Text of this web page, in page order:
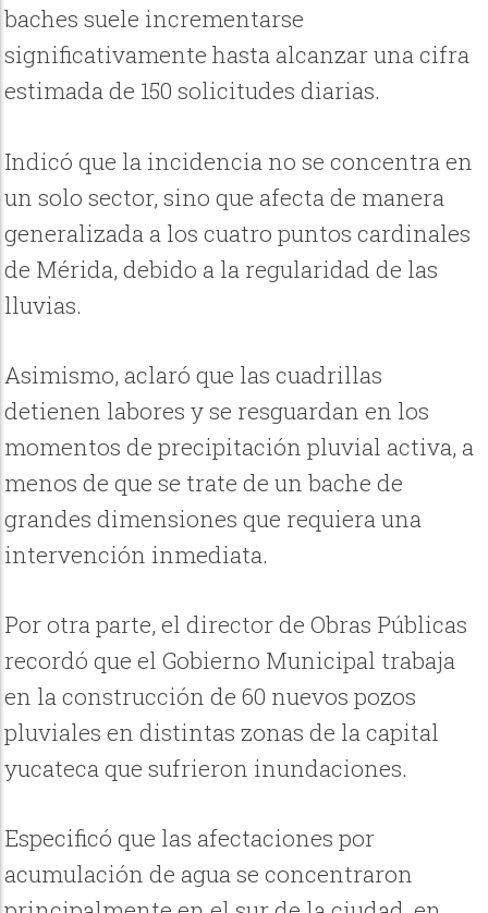
baches suele incrementarse
significativamente hasta alcanzar una cifra
estimada de 150 solicitudes diarias.
Indicó que la incidencia no se concentra en
un solo sector, sino que afecta de manera
generalizada a los cuatro puntos cardinales
de Mérida, debido a la regularidad de las
lluvias.
Asimismo, aclaró que las cuadrillas
detienen labores y se resguardan en los
momentos de precipitación pluvial activa, a
menos de que se trate de un bache de
grandes dimensiones que requiera una
intervención inmediata.
Por otra parte, el director de Obras Públicas
recordó que el Gobierno Municipal trabaja
en la construcción de 60 nuevos pozos
pluviales en distintas zonas de la capital
yucateca que sufrieron inundaciones.
Especificó que las afectaciones por
acumulación de agua se concentraron